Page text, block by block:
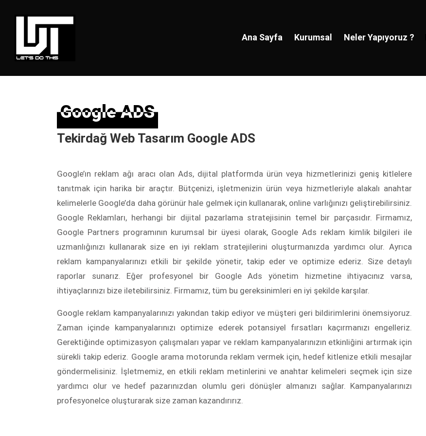
Ana Sayfa Kurumsal Neler Yapıyoruz ?
Google ADS
Google ADS
Tekirdağ Web Tasarım Google ADS
Google’ın reklam ağı aracı olan Ads, dijital platformda ürün veya hizmetlerinizi geniş kitlelere
tanıtmak için harika bir araçtır. Bütçenizi, işletmenizin ürün veya hizmetleriyle alakalı anahtar
kelimelerle Google’da daha görünür hale gelmek için kullanarak, online varlığınızı geliştirebilirsiniz.
Google Reklamları, herhangi bir dijital pazarlama stratejisinin temel bir parçasıdır. Firmamız,
Google Partners programının kurumsal bir üyesi olarak, Google Ads reklam kimlik bilgileri ile
uzmanlığınızı kullanarak size en iyi reklam stratejilerini oluşturmanızda yardımcı olur. Ayrıca
reklam kampanyalarınızı etkili bir şekilde yönetir, takip eder ve optimize ederiz. Size detaylı
raporlar sunarız. Eğer profesyonel bir Google Ads yönetim hizmetine ihtiyacınız varsa,
ihtiyaçlarınızı bize iletebilirsiniz. Firmamız, tüm bu gereksinimleri en iyi şekilde karşılar.
Google reklam kampanyalarınızı yakından takip ediyor ve müşteri geri bildirimlerini önemsiyoruz.
Zaman içinde kampanyalarınızı optimize ederek potansiyel fırsatları kaçırmanızı engelleriz.
Gerektiğinde optimizasyon çalışmaları yapar ve reklam kampanyalarınızın etkinliğini artırmak için
sürekli takip ederiz. Google arama motorunda reklam vermek için, hedef kitlenize etkili mesajlar
göndermelisiniz. İşletmemiz, en etkili reklam metinlerini ve anahtar kelimeleri seçmek için size
yardımcı olur ve hedef pazarınızdan olumlu geri dönüşler almanızı sağlar. Kampanyalarınızı
profesyonelce oluşturarak size zaman kazandırırız.